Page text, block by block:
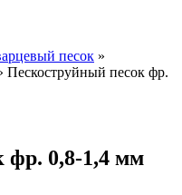
песок »
Пескоструйный песок фр.
фр. 0,8-1,4 мм